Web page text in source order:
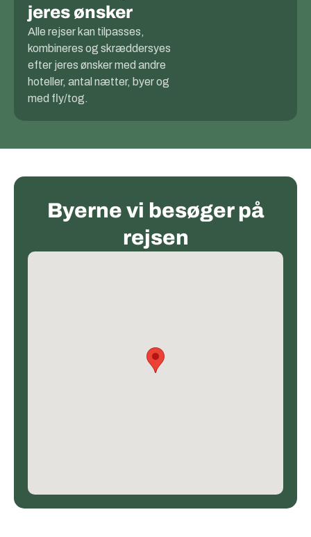
jeres ønsker
Alle rejser kan tilpasses,
kombineres og skræddersyes
efter jeres ønsker med andre
hoteller, antal nætter, byer og
med fly/tog.
Byerne vi besøger på
rejsen